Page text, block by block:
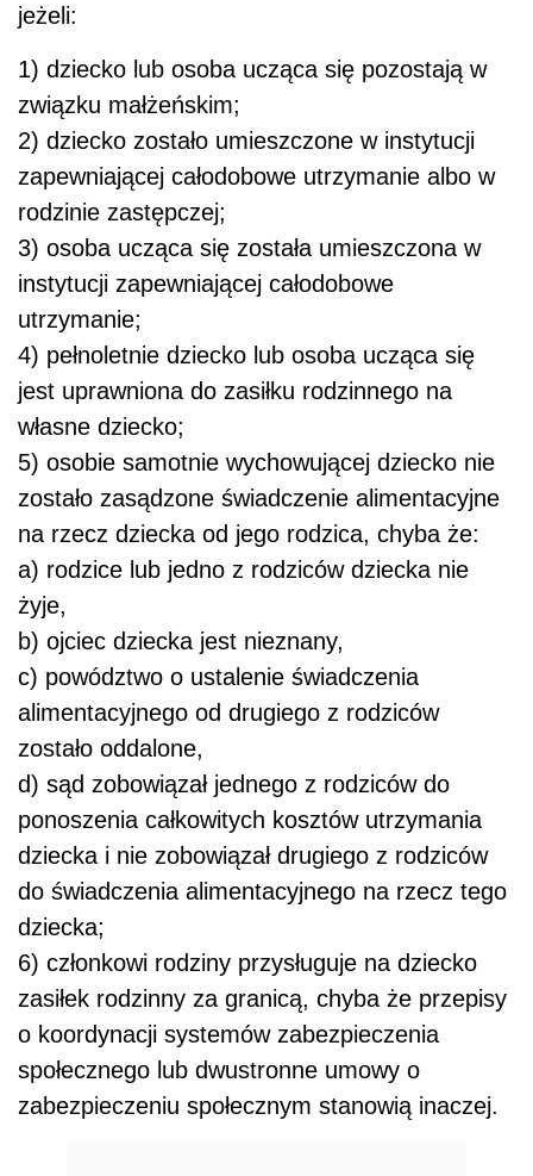
jeżeli:
1) dziecko lub osoba ucząca się pozostają w
związku małżeńskim;
2) dziecko zostało umieszczone w instytucji
zapewniającej całodobowe utrzymanie albo w
rodzinie zastępczej;
3) osoba ucząca się została umieszczona w
instytucji zapewniającej całodobowe
utrzymanie;
4) pełnoletnie dziecko lub osoba ucząca się
jest uprawniona do zasiłku rodzinnego na
własne dziecko;
5) osobie samotnie wychowującej dziecko nie
zostało zasądzone świadczenie alimentacyjne
na rzecz dziecka od jego rodzica, chyba że:
a) rodzice lub jedno z rodziców dziecka nie
żyje,
b) ojciec dziecka jest nieznany,
c) powództwo o ustalenie świadczenia
alimentacyjnego od drugiego z rodziców
zostało oddalone,
d) sąd zobowiązał jednego z rodziców do
ponoszenia całkowitych kosztów utrzymania
dziecka i nie zobowiązał drugiego z rodziców
do świadczenia alimentacyjnego na rzecz tego
dziecka;
6) członkowi rodziny przysługuje na dziecko
zasiłek rodzinny za granicą, chyba że przepisy
o koordynacji systemów zabezpieczenia
społecznego lub dwustronne umowy o
zabezpieczeniu społecznym stanowią inaczej.